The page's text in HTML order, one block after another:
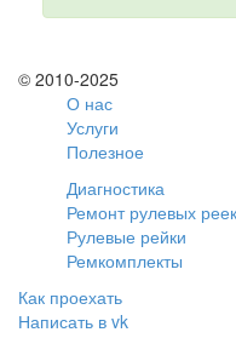
© 2010-2025
О нас
Услуги
Полезное
Диагностика
Ремонт рулевых реек
Рулевые рейки
Ремкомплекты
Как проехать
Написать в vk